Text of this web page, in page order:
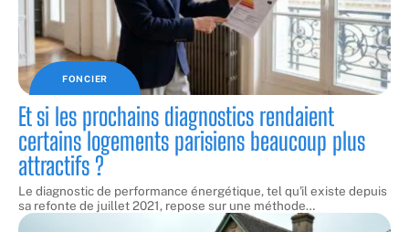
FONCIER
Et si les prochains diagnostics rendaient
certains logements parisiens beaucoup plus
attractifs ?
Le diagnostic de performance énergétique, tel qu'il existe depuis
sa refonte de juillet 2021, repose sur une méthode…